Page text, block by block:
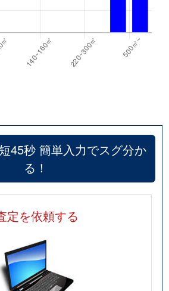
45秒 簡単入力でスグ分か
る！
定を依頼する